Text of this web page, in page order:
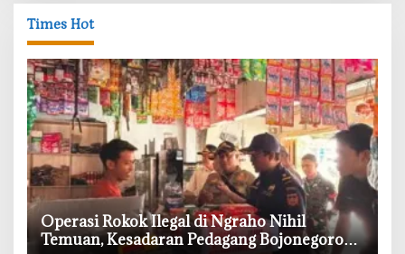
Times Hot
‎Operasi Rokok Ilegal di Ngraho Nihil
Temuan, Kesadaran Pedagang Bojonegoro